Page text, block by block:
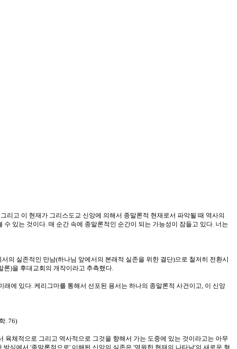
리고 이 현재가 그리스도교 신앙에 의해서 종말론적 현재로서 파악될 때 역사의
있는 것이다. 매 순간 속에 종말론적인 순간이 되는 가능성이 잠들고 있다. 너는
의 실존적인 만남(하나님 앞에서의 본래적 실존을 위한 결단)으로 철저히 전환시
론)을 후대교회의 개작이라고 추측했다.
에 있다. 케리그마를 통해서 선포된 용서는 하나의 종말론적 사건이고, 이 신앙
. 76)
체적으로 그리고 역사적으로 그것을 향해서 가는 도중에 있는 것이라고는 아무
식에서 '종말론적으로' 이해된 신앙의 실존은 '영원한 현재의 나타남'의 새로운 형